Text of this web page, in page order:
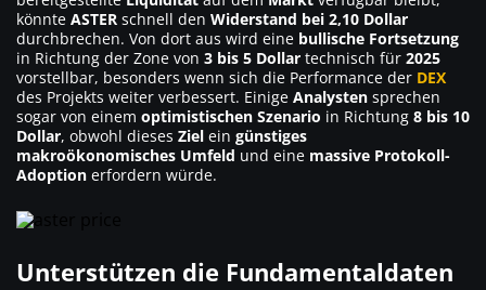
könnte ASTER schnell den Widerstand bei 2,10 Dollar
durchbrechen. Von dort aus wird eine bullische Fortsetzung
in Richtung der Zone von 3 bis 5 Dollar technisch für 2025
vorstellbar, besonders wenn sich die Performance der DEX
des Projekts weiter verbessert. Einige Analysten sprechen
sogar von einem optimistischen Szenario in Richtung 8 bis 10
Dollar, obwohl dieses Ziel ein günstiges
makroökonomisches Umfeld und eine massive Protokoll-
Adoption erfordern würde.
Unterstützen die Fundamentaldaten